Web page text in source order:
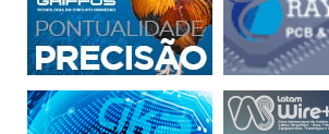
melhor como aplicar essas tecnologias
aproveitadas em toda sua
Fernanda Prates, uma das